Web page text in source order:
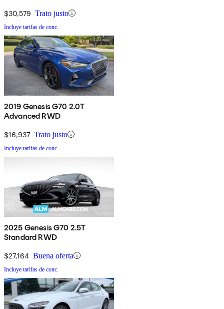
$30,579 Trato justo
Incluye tarifas de conc.
2019 Genesis G70 2.0T
Advanced RWD
$16,937 Trato justo
Incluye tarifas de conc.
2025 Genesis G70 2.5T
Standard RWD
$27,164 Buena oferta
Incluye tarifas de conc.